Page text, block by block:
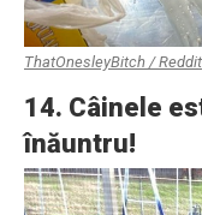
ThatOnesleyBitch / Reddit
14. Câinele
înăuntru!